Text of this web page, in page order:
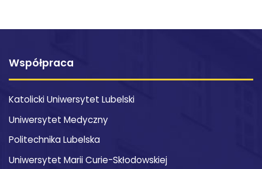
Współpraca
Katolicki Uniwersytet Lubelski
Uniwersytet Medyczny
Politechnika Lubelska
Uniwersytet Marii Curie-Skłodowskiej